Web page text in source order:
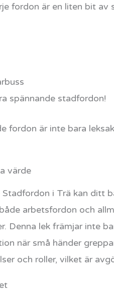
fordon är en liten bit av
spännande stadfordon!
fordon är inte bara
värde
i Trä kan ditt
arbetsfordon och
Denna lek främjar inte
när små händer
och roller, vilket är